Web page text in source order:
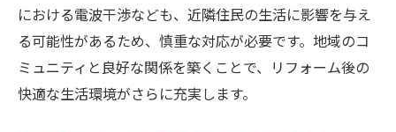
における電波干渉なども、近隣住民の生活に影響を与え
る可能性があるため、慎重な対応が必要です。地域のコ
ミュニティと良好な関係を築くことで、リフォーム後の
快適な生活環境がさらに充実します。